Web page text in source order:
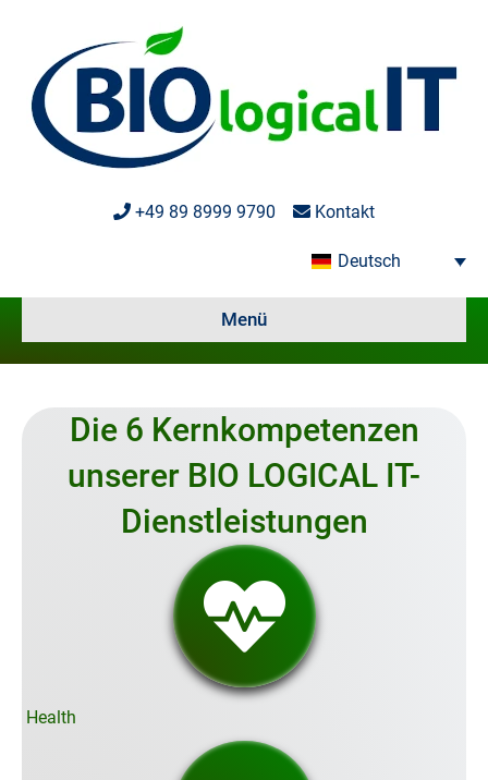
+49 89 8999 9790 Kontakt
Deutsch
Menü
Die 6 Kernkompetenzen
unserer BIO LOGICAL IT-
Dienstleistungen
Health